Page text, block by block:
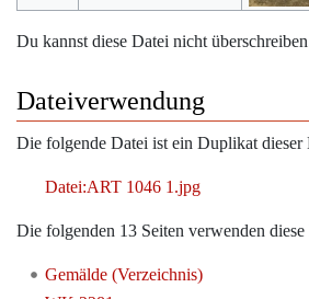
Du kannst diese Datei nicht
Dateiverwendung
Die folgende Datei ist ein Duplikat dieser
Datei:ART 1046 1.jpg
Die folgenden 13 Seiten verwenden diese
Gemälde (Verzeichnis)